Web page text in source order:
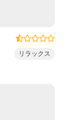
リラックス